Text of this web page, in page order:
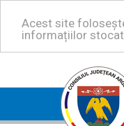
Acest site
informațiilor